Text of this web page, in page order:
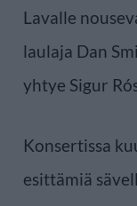
Lavalle
laulaja Dan
yhtye Sigur
Konsertissa
esittämiä